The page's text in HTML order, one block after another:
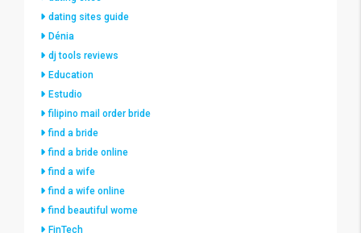
dating sites guide
Dénia
dj tools reviews
Education
Estudio
filipino mail order bride
find a bride
find a bride online
find a wife
find a wife online
find beautiful wome
FinTech